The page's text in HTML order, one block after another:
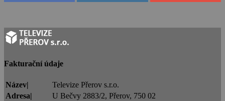
Fakturační údaje
Název|
Televize Přerov s.r.o.
Adresa|
U Bečvy 2883/2, Přerov, 750 02